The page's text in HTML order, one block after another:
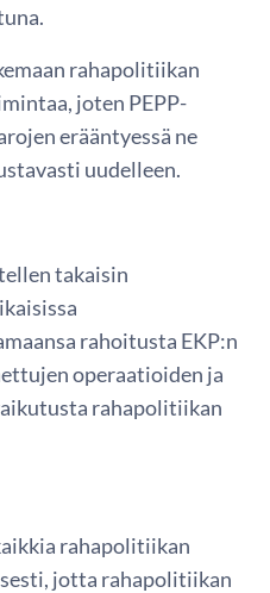
rahapolitiikan
joten PEPP-
erääntyessä ne
uudelleen.
takaisin
rahoitusta EKP:n
operaatioiden ja
rahapolitiikan
rahapolitiikan
jotta rahapolitiikan